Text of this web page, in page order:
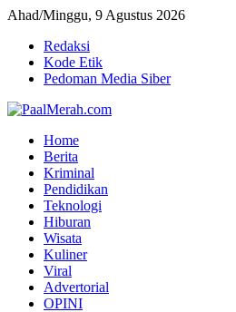
Ahad/Minggu, 9 Agustus 2026
Redaksi
Kode Etik
Pedoman Media Siber
Home
Berita
Kriminal
Pendidikan
Teknologi
Hiburan
Wisata
Kuliner
Viral
Advertorial
OPINI